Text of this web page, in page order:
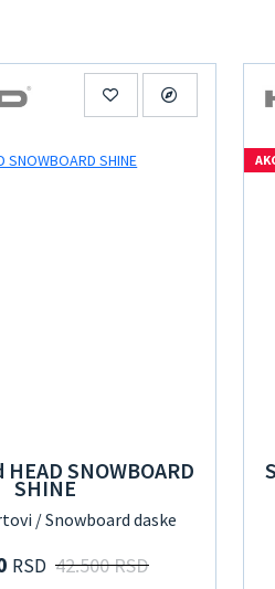
SNOWBOARD
SHINE
/ Snowboard daske
RSD 42.500 RSD